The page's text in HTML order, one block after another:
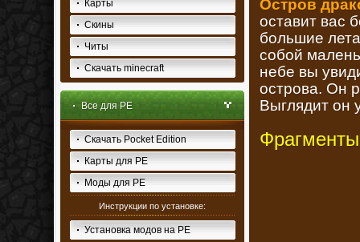
Карты
Скины
Читы
Скачать minecraft
Все для PE
Скачать Pocket Edition
Карты для PE
Моды для PE
Инструкции по установке:
Установка модов на PE
Остров
оставит вас
большие
собой
небе вы
острова. Он
Выглядит он